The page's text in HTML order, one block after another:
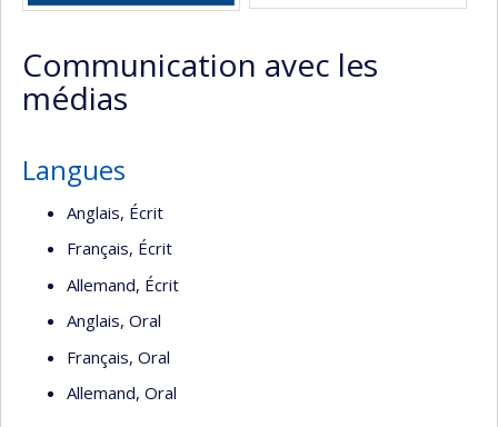
Communication avec les
médias
Langues
Anglais, Écrit
Français, Écrit
Allemand, Écrit
Anglais, Oral
Français, Oral
Allemand, Oral